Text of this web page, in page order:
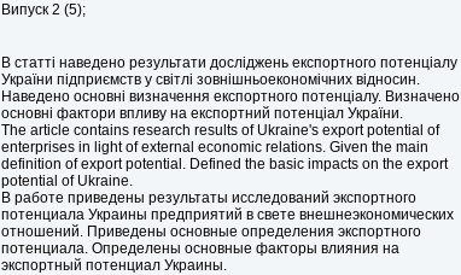
Випуск 2 (5);
В статті наведено результати досліджень експортного потенціалу
України підприємств у світлі зовнішньоекономічних відносин.
Наведено основні визначення експортного потенціалу. Визначено
основні фактори впливу на експортний потенціал України.
The article contains research results of Ukraine's export potential of
enterprises in light of external economic relations. Given the main
definition of export potential. Defined the basic impacts on the export
potential of Ukraine.
В работе приведены результаты исследований экспортного
потенциала Украины предприятий в свете внешнеэкономических
отношений. Приведены основные определения экспортного
потенциала. Определены основные факторы влияния на
экспортный потенциал Украины.